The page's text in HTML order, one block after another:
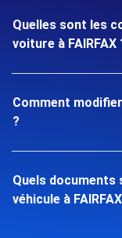
Quelles sont les
voiture à FAIRFAX
Comment
?
Quels documents
véhicule à